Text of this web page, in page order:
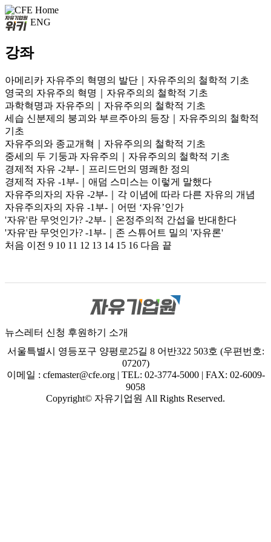
ENG
강좌
아메리카 자유주의 혁명의 발단｜자유주의의 철학적 기초
영국의 자유주의 혁명｜자유주의의 철학적 기초
과학혁명과 자유주의｜자유주의의 철학적 기초
세습 신분제의 붕괴와 부르주아의 등장｜자유주의의 철학적
기초
자유주의와 종교개혁｜자유주의의 철학적 기초
중세의 두 기둥과 자유주의｜자유주의의 철학적 기초
경제적 자유 -2부-｜프리드먼의 명쾌한 정의
경제적 자유 -1부-｜애덤 스미스는 이렇게 말했다
자유주의자의 자유 -2부-｜각 이념에 따라 다른 자유의 개념
자유주의자의 자유 -1부-｜어떤 ‘자유’인가
'자유'란 무엇인가? -2부-｜온정주의적 간섭을 반대한다
'자유'란 무엇인가? -1부-｜존 스튜어트 밀의 '자유론'
처음 이전 9 10 11 12 13 14 15 16 다음 끝
뉴스레터 신청 후원하기
소개
서울특별시 영등포구 양평로25길 8 어반322 503호 (우편번호:
07207)
이메일 : cfemaster@cfe.org | TEL: 02-3774-5000 | FAX: 02-6009-
9058
Copyright© 자유기업원 All Rights Reserved.